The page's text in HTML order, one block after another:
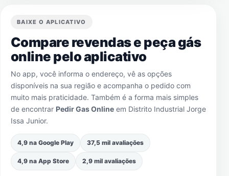
BAIXE O APLICATIVO
Compare revendas e peça gás
online pelo aplicativo
No app, você informa o endereço, vê as opções
disponíveis na sua região e acompanha o pedido com
muito mais praticidade. Também é a forma mais simples
de encontrar Pedir Gas Online em Distrito Industrial Jorge
Issa Junior.
4,9 na Google Play 37,5 mil avaliações
4,9 na App Store 2,9 mil avaliações